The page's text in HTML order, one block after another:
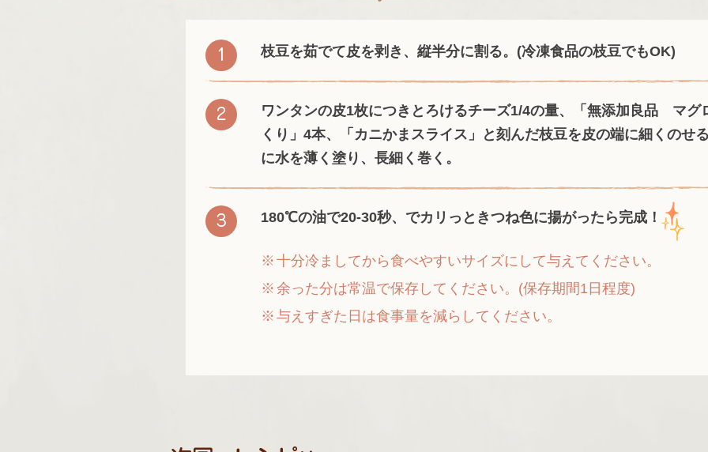
枝豆を茹でて皮を剥き、縦半分に割る。(冷凍食品の枝豆でもOK)
ワンタンの皮1枚につきとろけるチーズ1/4の量、「無添加良品 マグ
くり」4本、「カニかまスライス」と刻んだ枝豆を皮の端に細くのせ
に水を薄く塗り、長細く巻く。
180℃の油で20-30秒、でカリっときつね色に揚がったら完成！
十分冷ましてから食べやすいサイズにして与えてください。
余った分は常温で保存してください。(保存期間1日程度)
与えすぎた日は食事量を減らしてください。